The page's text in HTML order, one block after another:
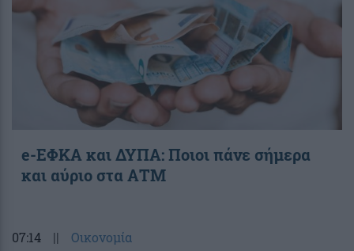
e-ΕΦΚΑ και ΔΥΠΑ: Ποιοι πάνε σήμερα
και αύριο στα ΑΤΜ
07:14 || Οικονομία